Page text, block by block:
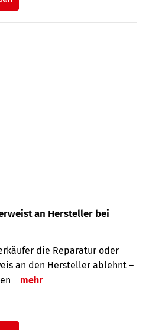
an Hersteller bei
die Reparatur oder
an den Hersteller ablehnt –
mehr